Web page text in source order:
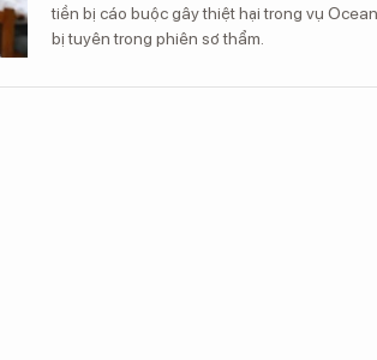
tiền bị cáo buộc gây thiệt hại trong vụ
bị tuyên trong phiên sơ thẩm.